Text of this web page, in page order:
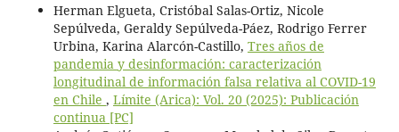
Herman Elgueta, Cristóbal Salas-Ortiz, Nicole
Sepúlveda, Geraldy Sepúlveda-Páez, Rodrigo Ferrer
Urbina, Karina Alarcón-Castillo, Tres años de
pandemia y desinformación: caracterización
longitudinal de información falsa relativa al COVID-19
en Chile , Límite (Arica): Vol. 20 (2025): Publicación
continua [PC]